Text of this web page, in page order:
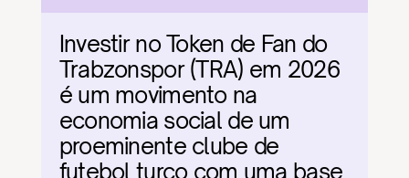
Investir no Token de Fan do
Trabzonspor (TRA) em 2026
é um movimento na
economia social de um
proeminente clube de
futebol turco com uma base